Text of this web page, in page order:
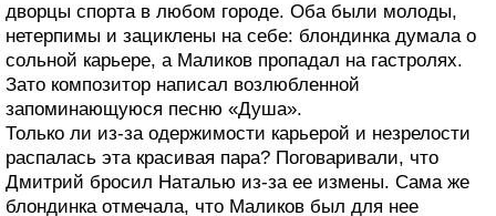
дворцы спорта в любом городе. Оба были молоды,
нетерпимы и зациклены на себе: блондинка думала о
сольной карьере, а Маликов пропадал на гастролях.
Зато композитор написал возлюбленной
запоминающуюся песню «Душа».
Только ли из-за одержимости карьерой и незрелости
распалась эта красивая пара? Поговаривали, что
Дмитрий бросил Наталью из-за ее измены. Сама же
блондинка отмечала, что Маликов был для нее